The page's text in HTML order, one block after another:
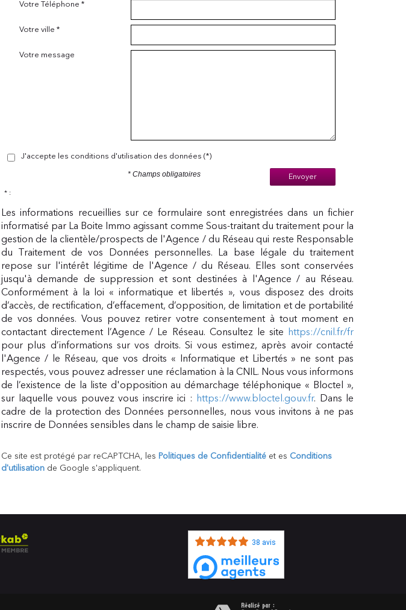
Votre Téléphone *
Votre ville *
Votre message
J'accepte les conditions d'utilisation des données (*)
Envoyer
* Champs obligatoires
* :
Les informations recueillies sur ce formulaire sont enregistrées dans un fichier
informatisé par La Boite Immo agissant comme Sous-traitant du traitement pour la
gestion de la clientèle/prospects de l'Agence / du Réseau qui reste Responsable
du Traitement de vos Données personnelles. La base légale du traitement
repose sur l'intérêt légitime de l'Agence / du Réseau. Elles sont conservées
jusqu'à demande de suppression et sont destinées à l'Agence / au Réseau.
Conformément à la loi « informatique et libertés », vous disposez des droits
d’accès, de rectification, d’effacement, d’opposition, de limitation et de portabilité
de vos données. Vous pouvez retirer votre consentement à tout moment en
contactant directement l’Agence / Le Réseau. Consultez le site
https://cnil.fr/fr
pour plus d’informations sur vos droits. Si vous estimez, après avoir contacté
l'Agence / le Réseau, que vos droits « Informatique et Libertés » ne sont pas
respectés, vous pouvez adresser une réclamation à la CNIL. Nous vous informons
de l’existence de la liste d'opposition au démarchage téléphonique « Bloctel »,
sur laquelle vous pouvez vous inscrire ici :
https://www.bloctel.gouv.fr. Dans le
cadre de la protection des Données personnelles, nous vous invitons à ne pas
inscrire de Données sensibles dans le champ de saisie libre.
Ce site est protégé par reCAPTCHA, les Politiques de Confidentialité et es Conditions
d'utilisation de Google s'appliquent.
38 avis